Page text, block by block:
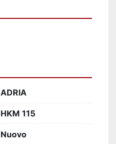
ADRIA
HKM 115
Nuovo